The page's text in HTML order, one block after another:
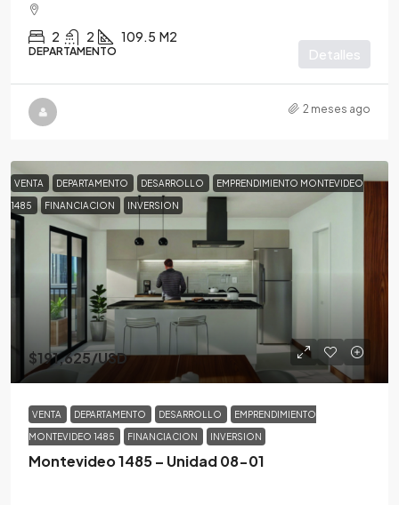
2 2 109.5 M2
DEPARTAMENTO Detalles
2 meses ago
VENTA DEPARTAMENTO DESARROLLO EMPRENDIMIENTO MONTEVIDEO
1485 FINANCIACION INVERSION
$191,625/USD
VENTA DEPARTAMENTO DESARROLLO EMPRENDIMIENTO
MONTEVIDEO 1485 FINANCIACION INVERSION
Montevideo 1485 – Unidad 08-01